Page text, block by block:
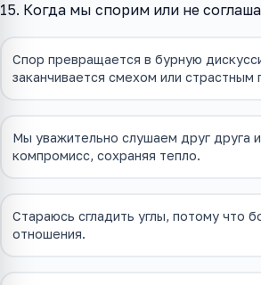
15. Когда мы спорим или не
Спор превращается в бурную
заканчивается смехом или страстным
Мы уважительно слушаем друг друга
компромисс, сохраняя тепло.
Стараюсь сгладить углы, потому что
отношения.